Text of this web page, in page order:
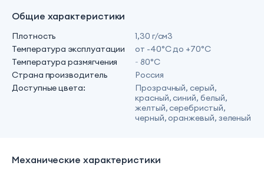
Общие характеристики
Плотность
1,30 г/см3
Температура эксплуатации
от -40°С до +70°С
Температура размягчения
~ 80°С
Страна производитель
Россия
Доступные цвета:
Прозрачный, серый,
красный, синий, белый,
желтый, серебристый,
черный, оранжевый, зеленый
Механические характеристики